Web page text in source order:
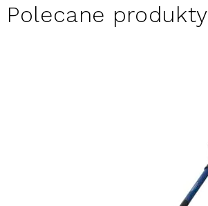
Polecane produkty